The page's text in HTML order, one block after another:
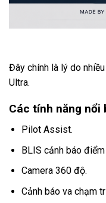
Đây chính là lý do
Ultra.
Các tính năng nổi
Pilot Assist.
BLIS cảnh báo điểm
Camera 360 độ.
Cảnh báo va chạm